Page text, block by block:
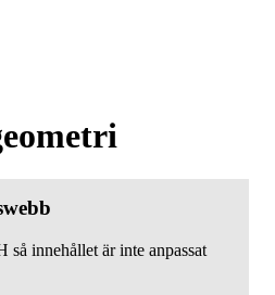
innehållet är inte anpassat